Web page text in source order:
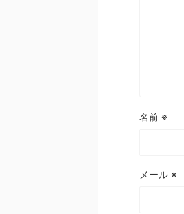
名前 ※
メール ※